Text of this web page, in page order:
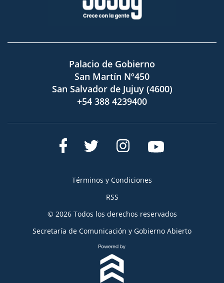
Palacio de Gobierno
San Martín Nº450
San Salvador de Jujuy (4600)
+54 388 4239400
Términos y Condiciones
RSS
© 2026 Todos los derechos reservados
Secretaría de Comunicación y Gobierno Abierto